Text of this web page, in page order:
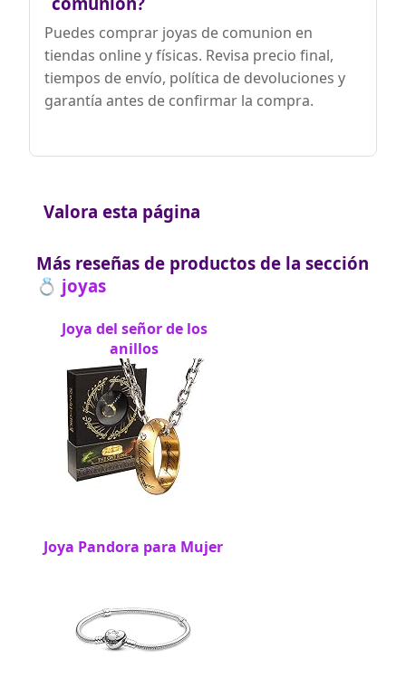
Puedes comprar joyas de comunion en
tiendas online y físicas. Revisa precio final,
tiempos de envío, política de devoluciones y
garantía antes de confirmar la compra.
Valora esta página
Más reseñas de productos de la sección
💍 joyas
Joya del señor de los
anillos
Joya Pandora para Mujer